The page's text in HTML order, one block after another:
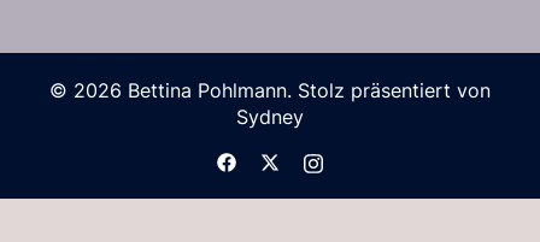
© 2026 Bettina Pohlmann. Stolz präsentiert von
Sydney